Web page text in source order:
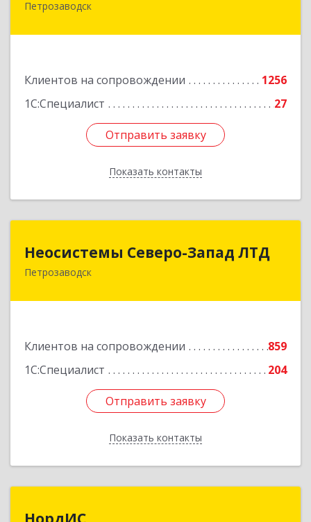
Петрозаводск
Клиентов на сопровождении
1256
1С:Специалист
27
Отправить заявку
Показать контакты
185035, Карелия Респ, Петрозаводск г, Красная
Отправить заявку
Назад
Неосистемы Северо-Запад ЛТД
Петрозаводск
Клиентов на сопровождении
859
1С:Специалист
204
Отправить заявку
Показать контакты
185001, Карелия Респ, Петрозаводск г,
Подробнее
Отправить заявку
Назад